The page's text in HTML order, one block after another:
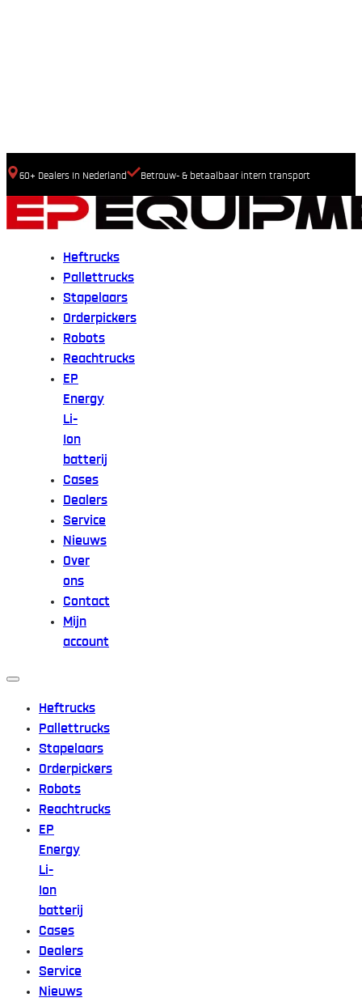
60+ Dealers In Nederland Betrouw- & betaalbaar intern transport
Heftrucks
Pallettrucks
Stapelaars
Orderpickers
Robots
Reachtrucks
EP
Energy
Li-
Ion
batterij
Cases
Dealers
Service
Nieuws
Over
ons
Contact
Mijn
account
Heftrucks
Pallettrucks
Stapelaars
Orderpickers
Robots
Reachtrucks
EP
Energy
Li-
Ion
batterij
Cases
Dealers
Service
Nieuws